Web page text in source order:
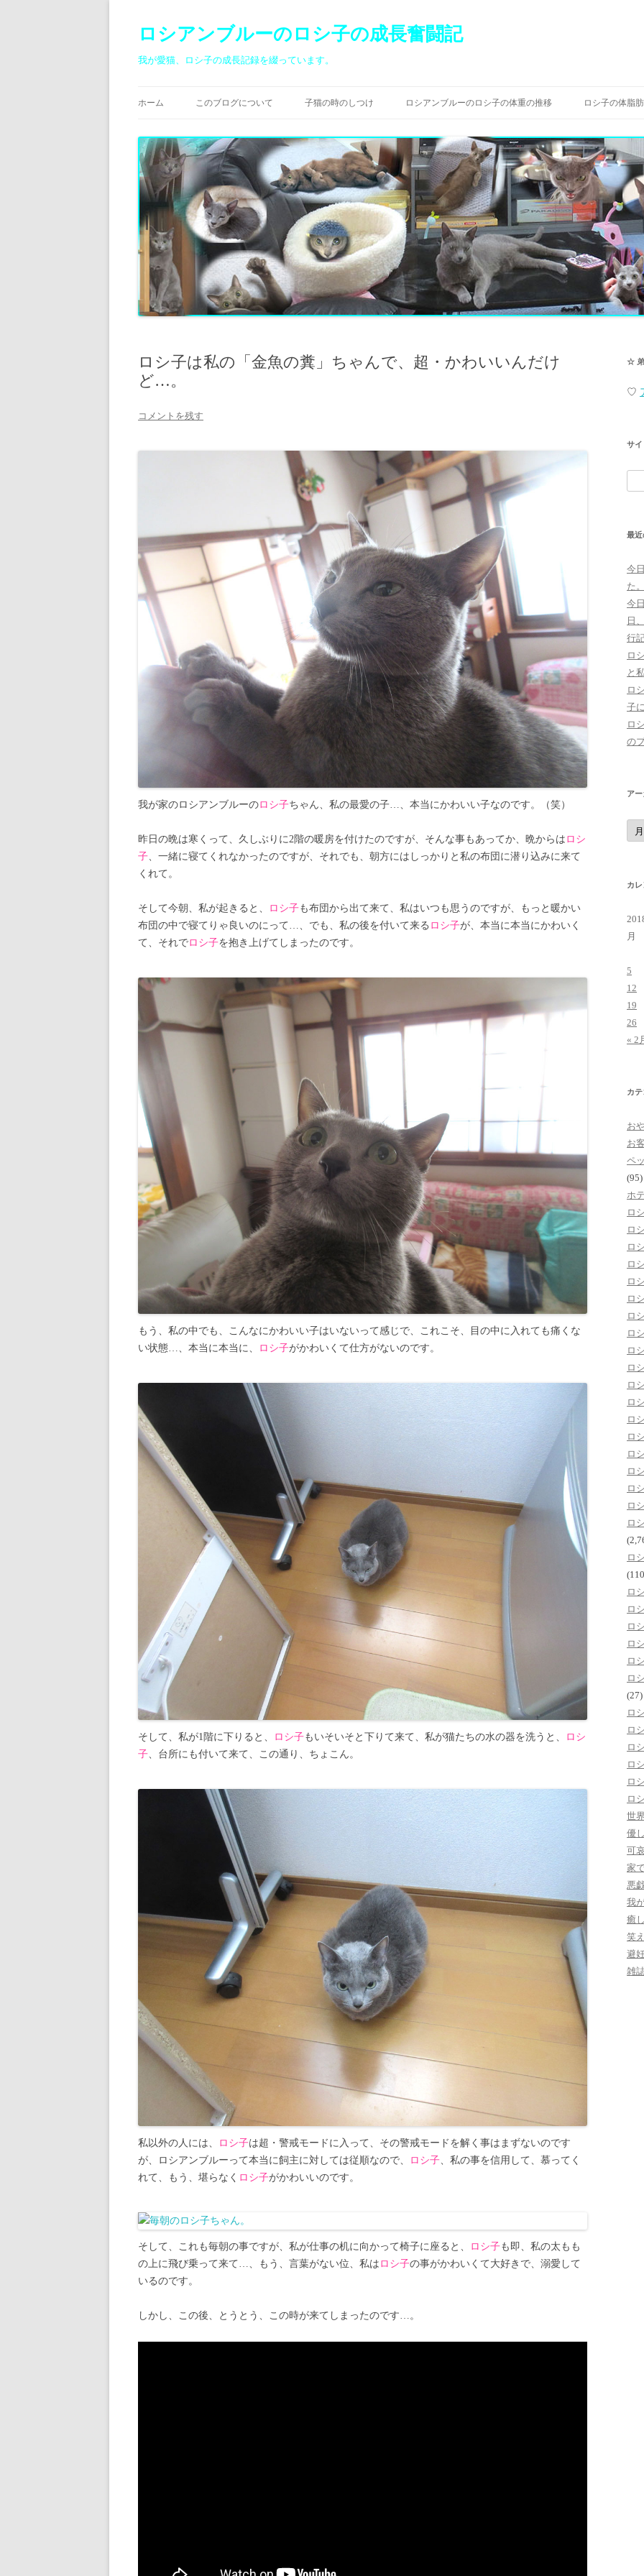
ロシアンブルーのロシ子の成長奮闘記
我が愛猫、ロシ子の成長記録を綴っています。
ン
へ
ス
キ
ッ
プ
ホーム このブログについて 子猫の時のしつけ ロシアンブルーのロシ子の体重の推移 ロシ子の体脂
ロシ子は私の「金魚の糞」ちゃんで、超・かわいいんだけ
ど…。
コメントを残す
我が家のロシアンブルーのロシ子ちゃん、私の最愛の子…、本当にかわいい子なのです。（笑）
昨日の晩は寒くって、久しぶりに2階の暖房を付けたのですが、そんな事もあってか、晩からは ロシ
子 、一緒に寝てくれなかったのですが、それでも、朝方にはしっかりと私の布団に潜り込みに来て
くれて。
そして今朝、私が起きると、 ロシ子も布団から出て来て、私はいつも思うのですが、もっと暖かい
布団の中で寝てりゃ良いのにって…、でも、私の後を付いて来る ロシ子が、本当に本当にかわいく
て、それでロシ子を抱き上げてしまったのです。
もう、私の中でも、こんなにかわいい子はいないって感じで、これこそ、目の中に入れても痛くな
い状態…、本当に本当に、
ロシ子がかわいくて仕方がないのです。
そして、私が1階に下りると、 ロシ子もいそいそと下りて来て、私が猫たちの水の器を洗うと、
ロシ
子、台所にも付いて来て、この通り、ちょこん。
私以外の人には、 ロシ子は超・警戒モードに入って、その警戒モードを解く事はまずないのです
が、ロシアンブルーって本当に飼主に対しては従順なので、
ロシ子 、私の事を信用して、慕ってく
れて、もう、堪らなく ロシ子がかわいいのです。
そして、これも毎朝の事ですが、私が仕事の机に向かって椅子に座ると、 ロシ子も即、私の太もも
の上に飛び乗って来て…、もう、言葉がない位、私は ロシ子の事がかわいくて大好きで、溺愛して
いるのです。
しかし、この後、とうとう、この時が来てしまったのです…。
☆ 弟
♡
サイ
索:
最近
今
た
今
日
行
ロ
と
ロ
子
ロ
の
ア
ア
ー
カ
カ
月
5
12
19
26
« 2
カ
お
お
ペ
(95)
ホ
ロ
ロ
ロ
ロ
ロ
ロ
ロ
ロ
ロ
ロ
ロ
ロ
ロ
ロ
ロ
ロ
ロ
ロ
ロ
ロ
ロ
ロ
ロ
ロ
ロ
ロ
(27)
ロ
ロ
ロ
ロ
ロ
ロ
世
優
可
家
悪
我
癒
笑
避
雑